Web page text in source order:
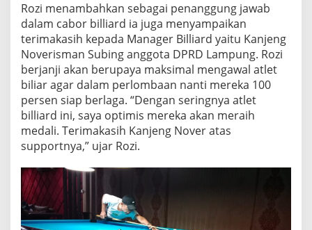
Rozi menambahkan sebagai penanggung jawab
dalam cabor billiard ia juga menyampaikan
terimakasih kepada Manager Billiard yaitu Kanjeng
Noverisman Subing anggota DPRD Lampung. Rozi
berjanji akan berupaya maksimal mengawal atlet
biliar agar dalam perlombaan nanti mereka 100
persen siap berlaga. “Dengan seringnya atlet
billiard ini, saya optimis mereka akan meraih
medali. Terimakasih Kanjeng Nover atas
supportnya,” ujar Rozi.